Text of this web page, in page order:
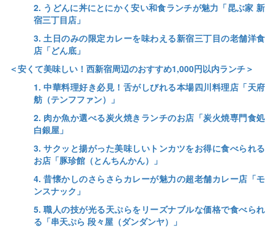
2. うどんに丼にとにかく安い和食ランチが魅力「昆ぶ家 新
宿三丁目店」
3. 土日のみの限定カレーを味わえる新宿三丁目の老舗洋食
店「どん底」
＜安くて美味しい！西新宿周辺のおすすめ1,000円以内ランチ＞
1. 中華料理好き必見！舌がしびれる本場四川料理店「天府
舫（テンフファン）」
2. 肉か魚か選べる炭火焼きランチのお店「炭火焼専門食処
白銀屋」
3. サクッと揚がった美味しいトンカツをお得に食べられる
お店「豚珍館（とんちんかん）」
4. 昔懐かしのさらさらカレーが魅力の超老舗カレー店「モ
ンスナック」
5. 職人の技が光る天ぷらをリーズナブルな価格で食べられ
る「串天ぷら 段々屋（ダンダンヤ）」